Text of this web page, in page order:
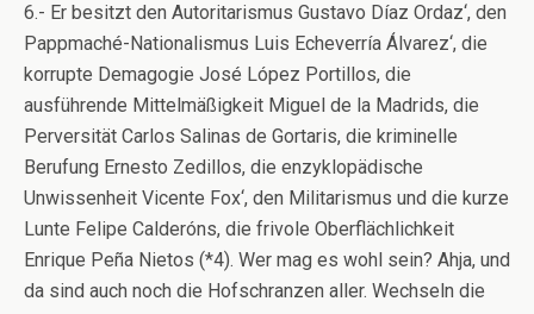
6.- Er besitzt den Autoritarismus Gustavo Díaz Ordaz‘, den
Pappmaché-Nationalismus Luis Echeverría Álvarez‘, die
korrupte Demagogie José López Portillos, die
ausführende Mittelmäßigkeit Miguel de la Madrids, die
Perversität Carlos Salinas de Gortaris, die kriminelle
Berufung Ernesto Zedillos, die enzyklopädische
Unwissenheit Vicente Fox‘, den Militarismus und die kurze
Lunte Felipe Calderóns, die frivole Oberflächlichkeit
Enrique Peña Nietos (*4). Wer mag es wohl sein? Ahja, und
da sind auch noch die Hofschranzen aller. Wechseln die